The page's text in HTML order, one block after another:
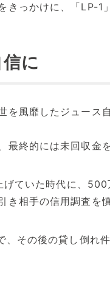
っかけに、「LP-1
に
を風靡したジュー
終的には未回収金
ていた時代に、
相手の信用調査を
、その後の貸し倒